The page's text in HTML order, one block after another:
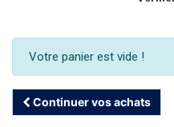
Votre panier est vide !
Continuer vos achats